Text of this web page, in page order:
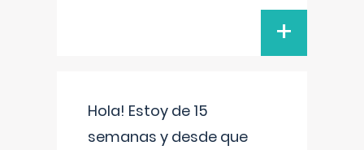
+
Hola! Estoy de 15
semanas y desde que